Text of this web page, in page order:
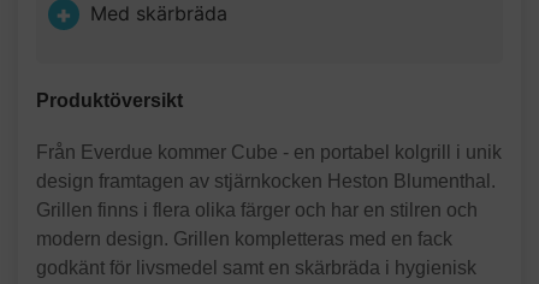
Med skärbräda
Produktöversikt
Från Everdue kommer Cube - en portabel kolgrill i unik
design framtagen av stjärnkocken Heston Blumenthal.
Grillen finns i flera olika färger och har en stilren och
modern design. Grillen kompletteras med en fack
godkänt för livsmedel samt en skärbräda i hygienisk